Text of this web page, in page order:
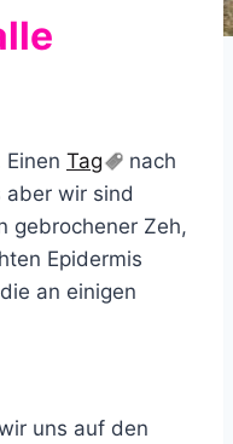
Tag
nach
wir sind
gebrochener Zeh,
Epidermis
an einigen
uns auf den